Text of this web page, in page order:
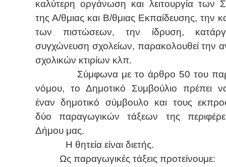
καλύτερη οργάνωση και λειτουργία των
της Α/θμιας και Β/θμιας Εκπαίδευσης, την
των πιστώσεων, την ίδρυση,
συγχώνευση σχολείων, παρακολουθεί την
σχολικών κτιρίων κλπ.
Σύμφωνα με το άρθρο 50 του
νόμου, το Δημοτικό Συμβούλιο πρέπει
έναν δημοτικό σύμβουλο και τους
δύο παραγωγικών τάξεων της
Δήμου μας.
Η θητεία είναι διετής.
Ως παραγωγικές τάξεις προτείνουμε: